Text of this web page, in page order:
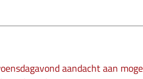
aandacht aan